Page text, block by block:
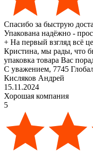
Спасибо за быструю
Упакована надёжно -
+ На первый взгляд всë
Кристина, мы рады, что
упаковка товара Вас
С уважением, 7745
Кисляков Андрей
15.11.2024
Хорошая компания
5